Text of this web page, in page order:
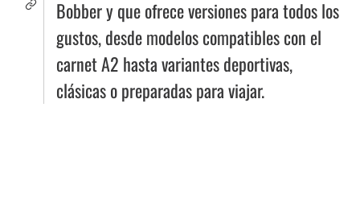
Bobber y que ofrece versiones para todos los
gustos, desde modelos compatibles con el
carnet A2 hasta variantes deportivas,
clásicas o preparadas para viajar.